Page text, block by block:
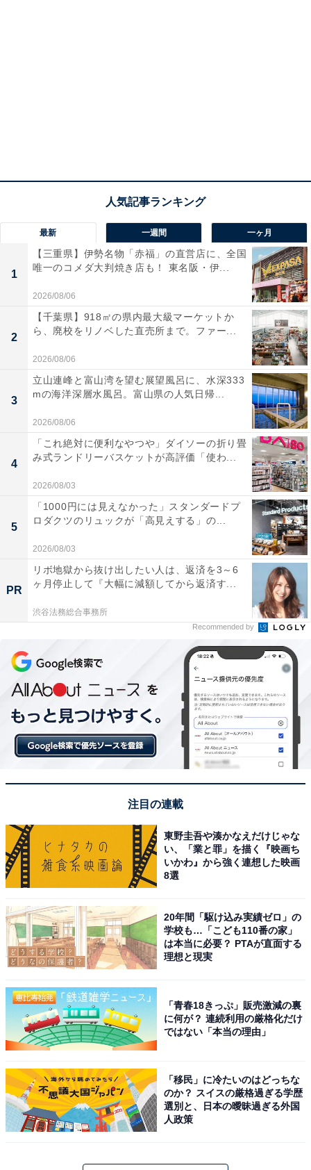
最新 一週間 一ヶ月
1
【三重県】伊勢名物「赤福」の直営店に、全国
唯一のコメダ大判焼き店も！ 東名阪・伊...
2026/08/06
2
【千葉県】918㎡の県内最大級マーケットか
ら、廃校をリノベした直売所まで。ファー...
2026/08/06
3
立山連峰と富山湾を望む展望風呂に、水深333
mの海洋深層水風呂。富山県の人気日帰...
2026/08/06
4
「これ絶対に便利なやつや」ダイソーの折り畳
み式ランドリーバスケットが高評価「使わ...
2026/08/03
5
「1000円には見えなかった」スタンダードプ
ロダクツのリュックが「高見えする」の...
2026/08/03
PR
リボ地獄から抜け出したい人は、返済を3～6
ヶ月停止して『大幅に減額してから返済す...
渋谷法務総合事務所
Recommended by
注目の連載
東野圭吾や湊かなえだけじゃな
い、「業と罪」を描く『映画ち
いかわ』から強く連想した映画
8選
20年間「駆け込み実績ゼロ」の
学校も…「こども110番の家」
は本当に必要？ PTAが直面する
理想と現実
「青春18きっぷ」販売激減の裏
に何が？ 連続利用の厳格化だけ
ではない「本当の理由」
「移民」に冷たいのはどっちな
のか？ スイスの厳格過ぎる学歴
選別と、日本の曖昧過ぎる外国
人政策